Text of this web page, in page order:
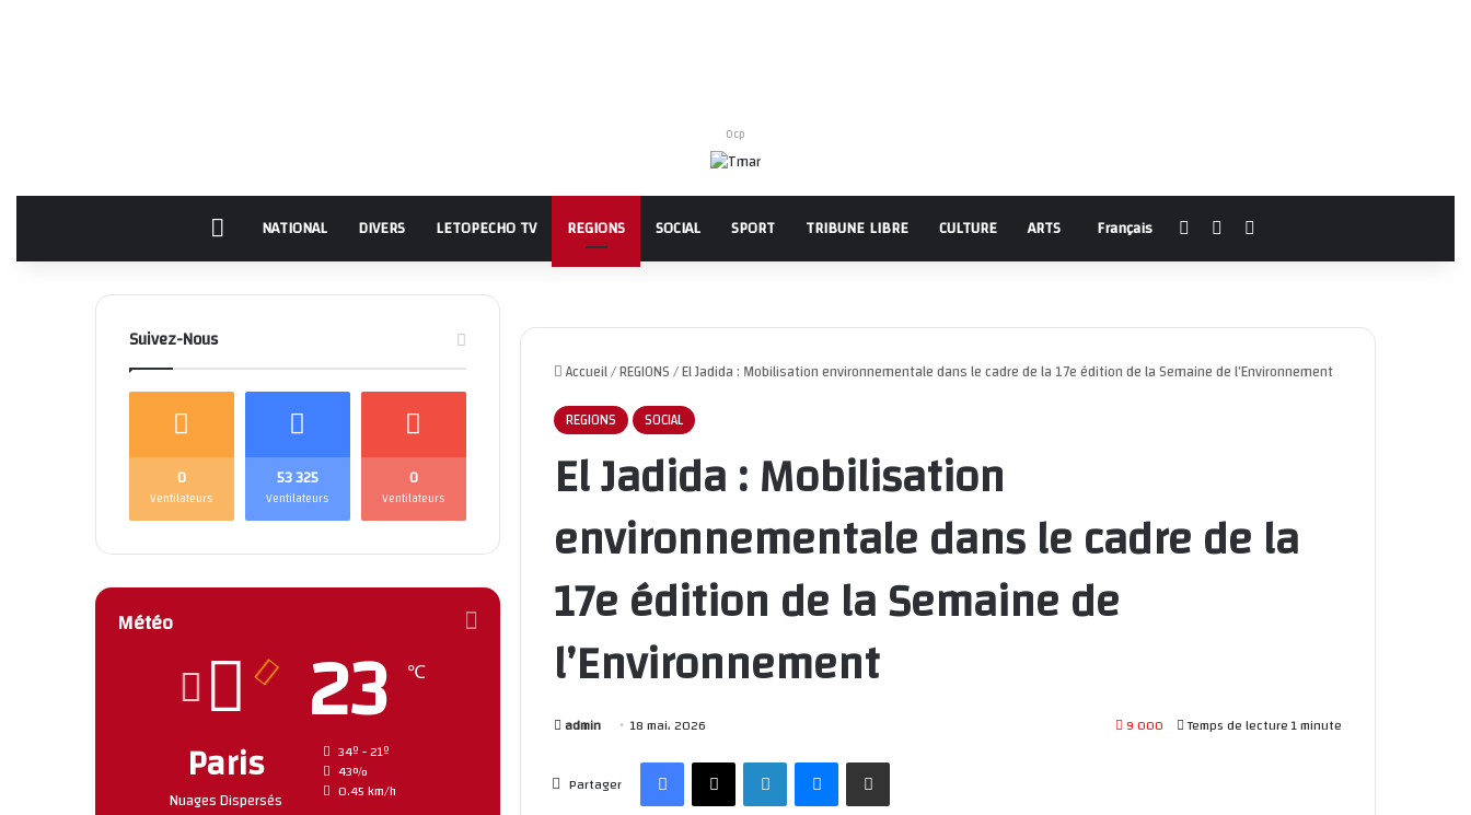
Ocp
AccueilNATIONAL DIVERS LETOPECHO TV REGIONS SOCIAL SPORT TRIBUNE LIBRE CULTURE ARTS Français FacebookYouTube
Accueil/REGIONS/El Jadida : Mobilisation environnementale dans le cadre de la 17e édition de la Semaine de l’Environnement
REGIONS
SOCIAL
El Jadida : Mobilisation
environnementale dans le cadre de la
17e édition de la Semaine de
l’Environnement
admin 18 mai، 2026 9 000 Temps de lecture 1 minute
Partager
Suivez-Nous
0
Ventilateurs
53 325
Ventilateurs
0
Ventilateurs
Météo
Paris
Nuages Dispersés
23 ℃
34º - 21º
43%
0.45 km/h